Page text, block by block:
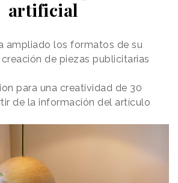
artificial
ampliado los formatos de su
de piezas publicitarias
para una creatividad de 30
de la información del artículo